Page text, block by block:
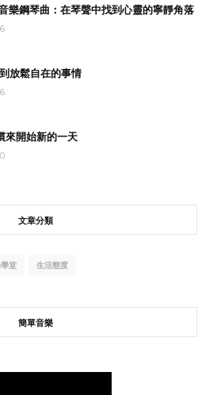
樂鋼琴曲：在琴聲中找到心靈的寧靜角落
放鬆自在的事情
來開始新的一天
文章分類
堂 生活態度
簡單音樂